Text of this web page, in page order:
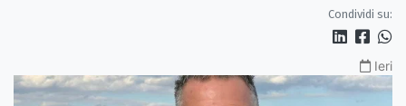
Condividi su:
Ieri